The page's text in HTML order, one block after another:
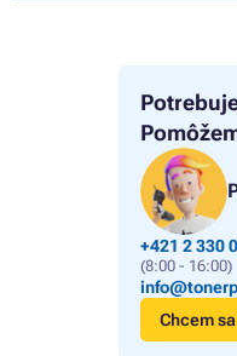
+421 2 330
(8:00 - 16:00)
Chcem